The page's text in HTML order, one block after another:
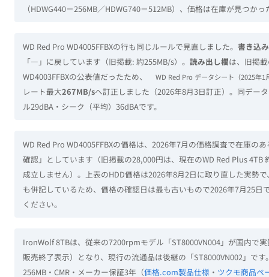
（HDWG440＝256MB／HDWG740＝512MB）、価格は在庫が見つか
WD Red Pro WD4005FFBXの行も同じルールで見直しました。 書き込
「—」に戻しています（旧掲載: 約255MB/s）。 読み出し欄は、旧掲
WD4003FFBXの公表値だったため、
WD Red Pro データシート（2025年1
レート最大267MB/sへ訂正しました（2026年8月3日訂正）。同デー
ル29dBA・シーク（平均）36dBAです。
WD Red Pro WD4005FFBXの価格は、2026年7月の価格調査で在庫の
確認」としています（旧掲載の28,000円は、現在のWD Red Plus 4TB
成立しません）。上表のHDD価格は2026年8月2日に取り直した実勢
も併記しているため、価格の確認日は最も古いもので2026年7月25
ください。
IronWolf 8TBは、従来の7200rpmモデル「ST8000VN004」が国内で
販売終了表示）となり、現行の流通品は後継の「ST8000VN002」で
256MB・CMR・メーカー保証3年（価格.com製品仕様 ・ ツクモ商品ペ